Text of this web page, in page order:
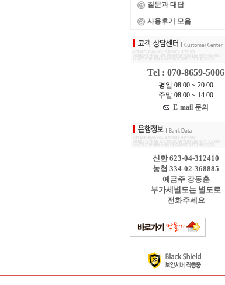
질문과 대답
사용후기 모음
Tel : 070-8659-5006
평일 08:00 ~ 20:00
주말 08:00 ~ 14:00
E-mail 문의
신한 623-04-312410
농협 334-02-368885
예금주 강동훈
부가세별도는 별도로
전화주세요